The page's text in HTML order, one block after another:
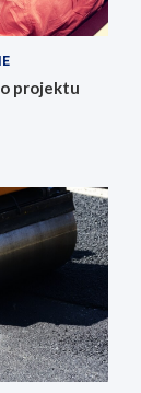
projektu